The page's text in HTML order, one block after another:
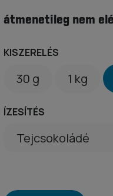
átmenetileg nem
KISZERELÉS
30 g 1 kg
ÍZESÍTÉS